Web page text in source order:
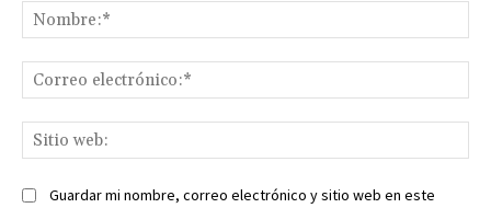
Guardar mi nombre, correo electrónico y sitio web en este